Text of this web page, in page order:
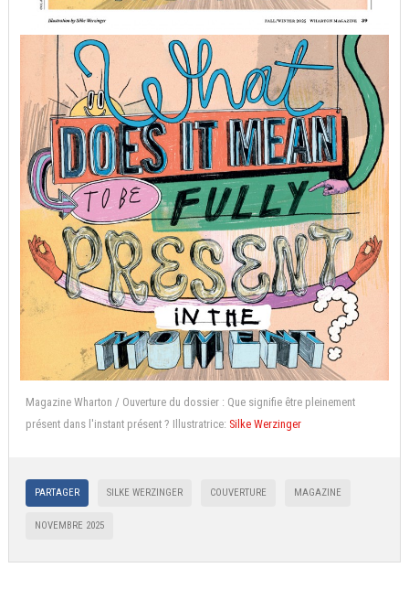
Magazine Wharton / Ouverture du dossier : Que signifie être pleinement
présent dans l'instant présent ? Illustratrice: Silke Werzinger
PARTAGER SILKE WERZINGER COUVERTURE MAGAZINE
NOVEMBRE 2025